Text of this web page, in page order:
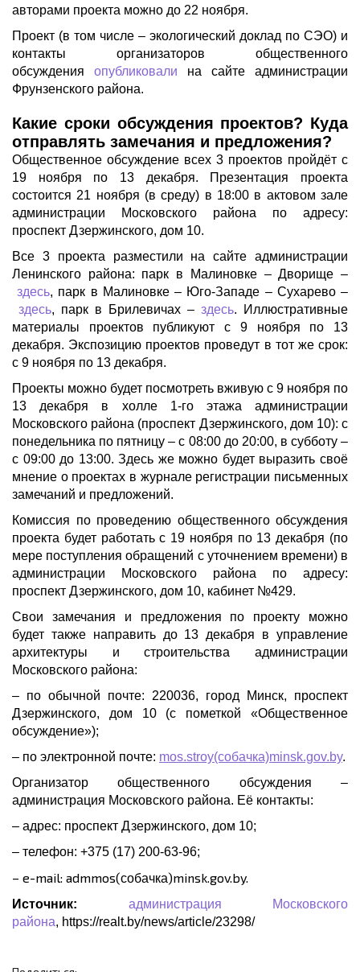
авторами проекта можно до 22 ноября.
Проект (в том числе – экологический доклад по СЭО) и
контакты организаторов общественного
обсуждения опубликовали на сайте администрации
Фрунзенского района.
Какие сроки обсуждения проектов? Куда
отправлять замечания и предложения?
Общественное обсуждение всех 3 проектов пройдёт с
19 ноября по 13 декабря. Презентация проекта
состоится 21 ноября (в среду) в 18:00 в актовом зале
администрации Московского района по адресу:
проспект Дзержинского, дом 10.
Все 3 проекта разместили на сайте администрации
Ленинского района: парк в Малиновке – Дворище –
здесь, парк в Малиновке – Юго-Западе – Сухарево –
здесь, парк в Брилевичах – здесь. Иллюстративные
материалы проектов публикуют с 9 ноября по 13
декабря. Экспозицию проектов проведут в тот же срок:
с 9 ноября по 13 декабря.
Проекты можно будет посмотреть вживую с 9 ноября по
13 декабря в холле 1-го этажа администрации
Московского района (проспект Дзержинского, дом 10): с
понедельника по пятницу – с 08:00 до 20:00, в субботу –
с 09:00 до 13:00. Здесь же можно будет выразить своё
мнение о проектах в журнале регистрации письменных
замечаний и предложений.
Комиссия по проведению общественного обсуждения
проекта будет работать с 19 ноября по 13 декабря (по
мере поступления обращений с уточнением времени) в
администрации Московского района по адресу:
проспект Дзержинского, дом 10, кабинет №429.
Свои замечания и предложения по проекту можно
будет также направить до 13 декабря в управление
архитектуры и строительства администрации
Московского района:
– по обычной почте: 220036, город Минск, проспект
Дзержинского, дом 10 (с пометкой «Общественное
обсуждение»);
– по электронной почте: mos.stroy(собачка)minsk.gov.by.
Организатор общественного обсуждения –
администрация Московского района. Её контакты:
– адрес: проспект Дзержинского, дом 10;
– телефон: +375 (17) 200-63-96;
– e-mail: admmos(собачка)minsk.gov.by.
Источник:
администрация Московского
района, https://realt.by/news/article/23298/